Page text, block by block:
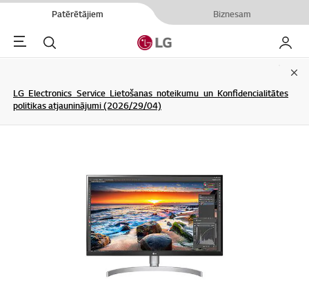
Patērētājiem Biznesam
Menu Meklēt Mans
LG Electronics Service Lietošanas noteikumu un Konfidencialitātes
politikas atjauninājumi (2026/29/04)